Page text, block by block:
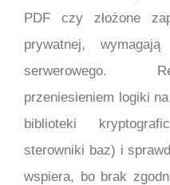
PDF czy złożone
prywatnej,
serwerowego.
przeniesieniem logiki
biblioteki
sterowniki baz) i
wspiera, bo brak